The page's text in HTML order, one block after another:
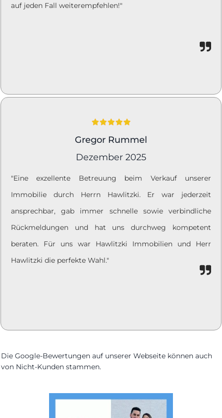
auf jeden Fall weiterempfehlen!"
Gregor Rummel
Dezember 2025
"Eine exzellente Betreuung beim Verkauf unserer
Immobilie durch Herrn Hawlitzki. Er war jederzeit
ansprechbar, gab immer schnelle sowie verbindliche
Rückmeldungen und hat uns durchweg kompetent
beraten. Für uns war Hawlitzki Immobilien und Herr
Hawlitzki die perfekte Wahl."
Die Google-Bewertungen auf unserer Webseite können auch
von Nicht-Kunden stammen.